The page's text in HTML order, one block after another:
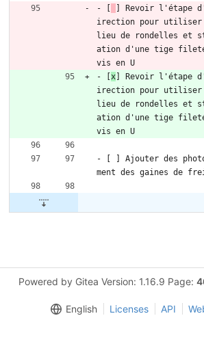
- [
] Revoir l'étape
irection pour utiliser
lieu de rondelles et
ation d'une tige
vis en U
- [ x ] Revoir l'étape
irection pour utiliser
lieu de rondelles et
ation d'une tige
vis en U
- [ ] Ajouter des
ment des gaines de
Powered by Gitea Version: 1.16.9 Page:
English Licenses API